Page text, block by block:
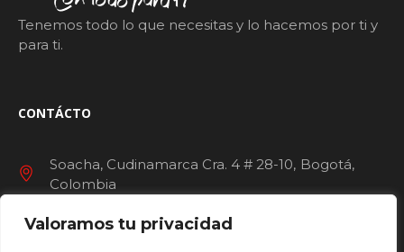
Valoramos tu privacidad
Tenemos todo lo que necesitas y lo hacemos por ti y
para ti.
CONTÁCTO
Soacha, Cudinamarca Cra. 4 # 28-10 Bogotá
Colombia
servicioalcliente@ccunisur.com